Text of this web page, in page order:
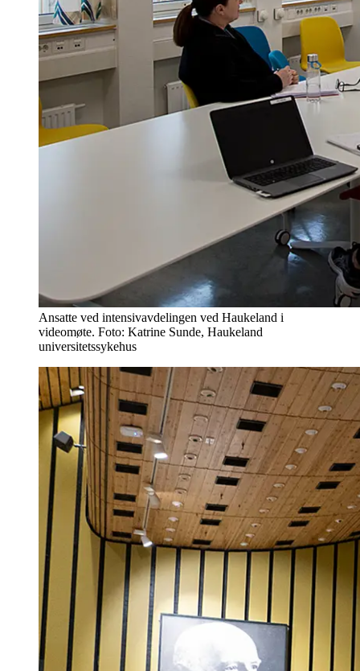
Ansatte ved intensivavdelingen ved Haukeland i
videomøte. Foto: Katrine Sunde, Haukeland
universitetssykehus